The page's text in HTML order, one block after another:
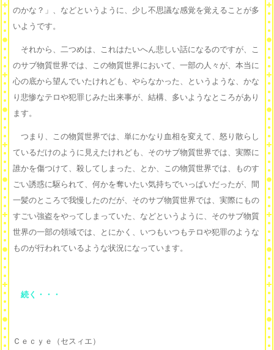
のかな？」、などというように、少し不思議な感覚を覚えることが多
いようです。
それから、二つめは、これはたいへん悲しい話になるのですが、こ
のサブ物質世界では、この物質世界において、一部の人々が、本当に
心の底から望んでいたけれども、やらなかった、というような、かな
り悲惨なテロや犯罪じみた出来事が、結構、多いようなところがあり
ます。
つまり、この物質世界では、単にかなり血相を変えて、怒り散らし
ているだけのように見えたけれども、そのサブ物質世界では、実際に
誰かを傷つけて、殺してしまった、とか、この物質世界では、ものす
ごい誘惑に駆られて、何かを奪いたい気持ちでいっぱいだったが、間
一髪のところで我慢したのだが、そのサブ物質世界では、実際にもの
すごい強盗をやってしまっていた、などというように、そのサブ物質
世界の一部の領域では、とにかく、いつもいつもテロや犯罪のような
ものが行われているような状況になっています。
続く・・・
Ｃｅｃｙｅ（セスィエ）